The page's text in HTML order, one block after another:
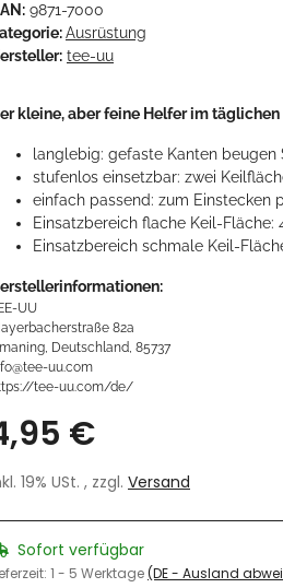
9871-7000
Ausrüstung
tee-uu
kleine, aber feine Helfer im täglichen
langlebig: gefaste Kanten
stufenlos einsetzbar: zwei
einfach passend: zum Einstecken
Einsatzbereich flache Keil-Fläche:
Einsatzbereich schmale Keil-
UU
82a
Deutschland, 85737
uu.com
tee-uu.com/de/
€
19% USt. , zzgl. Versand
Sofort verfügbar
1 - 5 Werktage(DE - Ausland